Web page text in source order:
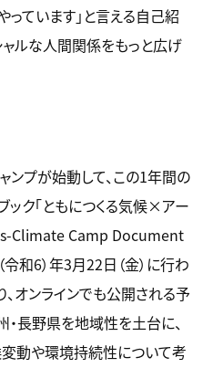
っています」と言える自己紹
ャルな人間関係をもっと広げ
ンプが始動して、この1年間の
ック「ともにつくる気候×アー
Climate Camp Document
和6）年3月22日（金）に行わ
オンラインでも公開される予
・長野県を地域性を土台に、
動や環境持続性について考